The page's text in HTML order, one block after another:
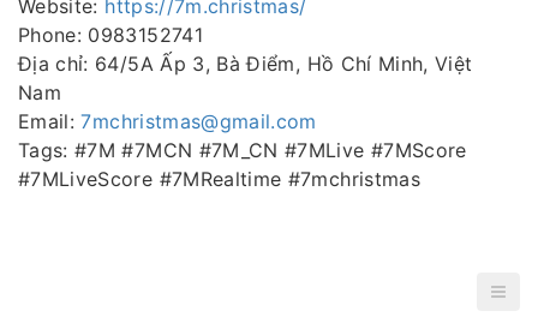
Website: https://7m.christmas/
Phone: 0983152741
Địa chỉ: 64/5A Ấp 3, Bà Điểm, Hồ Chí Minh, Việt
Nam
Email:7mchristmas@gmail.com
Tags: #7M #7MCN #7M_CN #7MLive #7MScore
#7MLiveScore #7MRealtime #7mchristmas